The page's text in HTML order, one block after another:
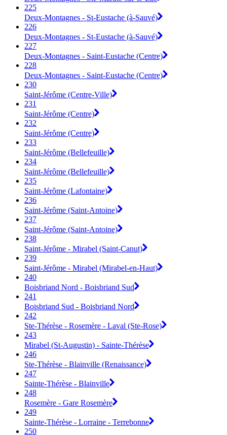
225
Deux-Montagnes - St-Eustache (à-Sauvé)
226
Deux-Montagnes - St-Eustache (à-Sauvé)
227
Deux-Montagnes - Saint-Eustache (Centre)
228
Deux-Montagnes - Saint-Eustache (Centre)
230
Saint-Jérôme (Centre-Ville)
231
Saint-Jérôme (Centre)
232
Saint-Jérôme (Centre)
233
Saint-Jérôme (Bellefeuille)
234
Saint-Jérôme (Bellefeuille)
235
Saint-Jérôme (Lafontaine)
236
Saint-Jérôme (Saint-Antoine)
237
Saint-Jérôme (Saint-Antoine)
238
Saint-Jérôme - Mirabel (Saint-Canut)
239
Saint-Jérôme - Mirabel (Mirabel-en-Haut)
240
Boisbriand Nord - Boisbriand Sud
241
Boisbriand Sud - Boisbriand Nord
242
Ste-Thérèse - Rosemère - Laval (Ste-Rose)
243
Mirabel (St-Augustin) - Sainte-Thérèse
246
Ste-Thérèse - Blainville (Renaissance)
247
Sainte-Thérèse - Blainville
248
Rosemère - Gare Rosemère
249
Sainte-Thérèse - Lorraine - Terrebonne
250